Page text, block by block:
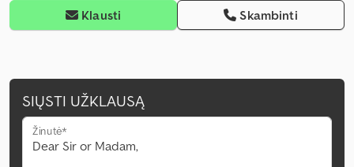
Klausti Skambinti
SIŲSTI UŽKLAUSĄ
Žinutė*